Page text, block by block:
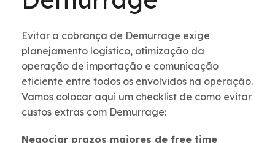
Evitar a cobrança de Demurrage exige
planejamento logístico, otimização da
operação de importação e comunicação
eficiente entre todos os envolvidos na operação.
Vamos colocar aqui um checklist de como evitar
custos extras com Demurrage:
Negociar prazos maiores de free time